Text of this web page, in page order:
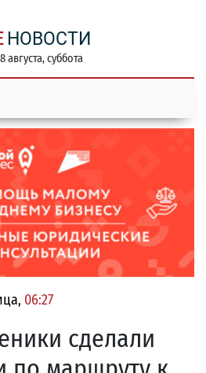
НОВОСТИ
августа, суббота
06:27
сделали